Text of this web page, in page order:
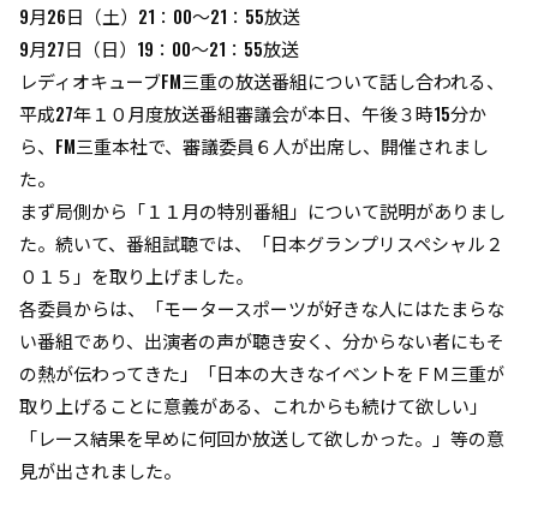
9月26日（土）21：00～21：55放送
9月27日（日）19：00～21：55放送
レディオキューブFM三重の放送番組について話し合われる、
平成27年１０月度放送番組審議会が本日、午後３時15分か
ら、FM三重本社で、審議委員６人が出席し、開催されまし
た。
まず局側から「１１月の特別番組」について説明がありまし
た。続いて、番組試聴では、「日本グランプリスペシャル２
０１５」を取り上げました。
各委員からは、「モータースポーツが好きな人にはたまらな
い番組であり、出演者の声が聴き安く、分からない者にもそ
の熱が伝わってきた」「日本の大きなイベントをＦＭ三重が
取り上げることに意義がある、これからも続けて欲しい」
「レース結果を早めに何回か放送して欲しかった。」等の意
見が出されました。